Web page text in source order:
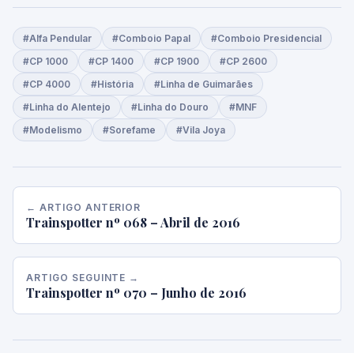
#Alfa Pendular #Comboio Papal
#Comboio Presidencial
#CP 1000
#CP 1400 #CP 1900
#CP 2600
#CP 4000
#História
#Linha de Guimarães
#Linha do Alentejo
#Linha do Douro
#MNF
#Modelismo
#Sorefame #Vila Joya
← ARTIGO ANTERIOR
Trainspotter nº 068 – Abril de 2016
ARTIGO SEGUINTE →
Trainspotter nº 070 – Junho de 2016